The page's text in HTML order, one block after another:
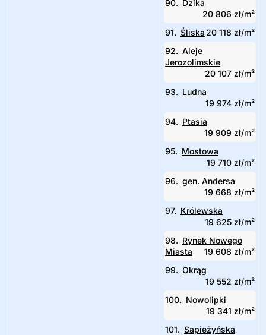
90. Dzika
20 806 zł/m²
91. Śliska 20 118 zł/m²
92. Aleje
Jerozolimskie
20 107 zł/m²
93. Ludna
19 974 zł/m²
94. Ptasia
19 909 zł/m²
95. Mostowa
19 710 zł/m²
96. gen. Andersa
19 668 zł/m²
97. Królewska
19 625 zł/m²
98. Rynek Nowego
Miasta
19 608 zł/m²
99. Okrąg
19 552 zł/m²
100. Nowolipki
19 341 zł/m²
101. Sapieżyńska